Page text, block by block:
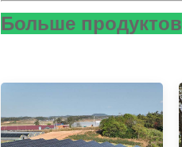
Больше продуктов